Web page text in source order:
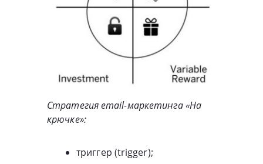
Стратегия email-маркетинга «На
крючке»:
триггер (trigger);